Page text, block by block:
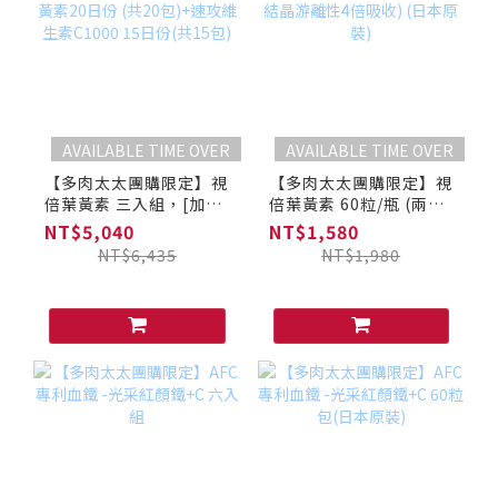
AVAILABLE TIME OVER
【多肉太太團購限定】視
倍葉黃素 三入組，[加
贈]視倍葉黃素20日份
(共20包)+速攻維生素
C1000 15日份(共15包)
NT$5,040
NT$6,435
AVAILABLE TIME OVER
【多肉太太團購限定】視
倍葉黃素 60粒/瓶 (兩個
月份)(超結晶游離性4倍
吸收) (日本原裝)
NT$1,580
NT$1,980